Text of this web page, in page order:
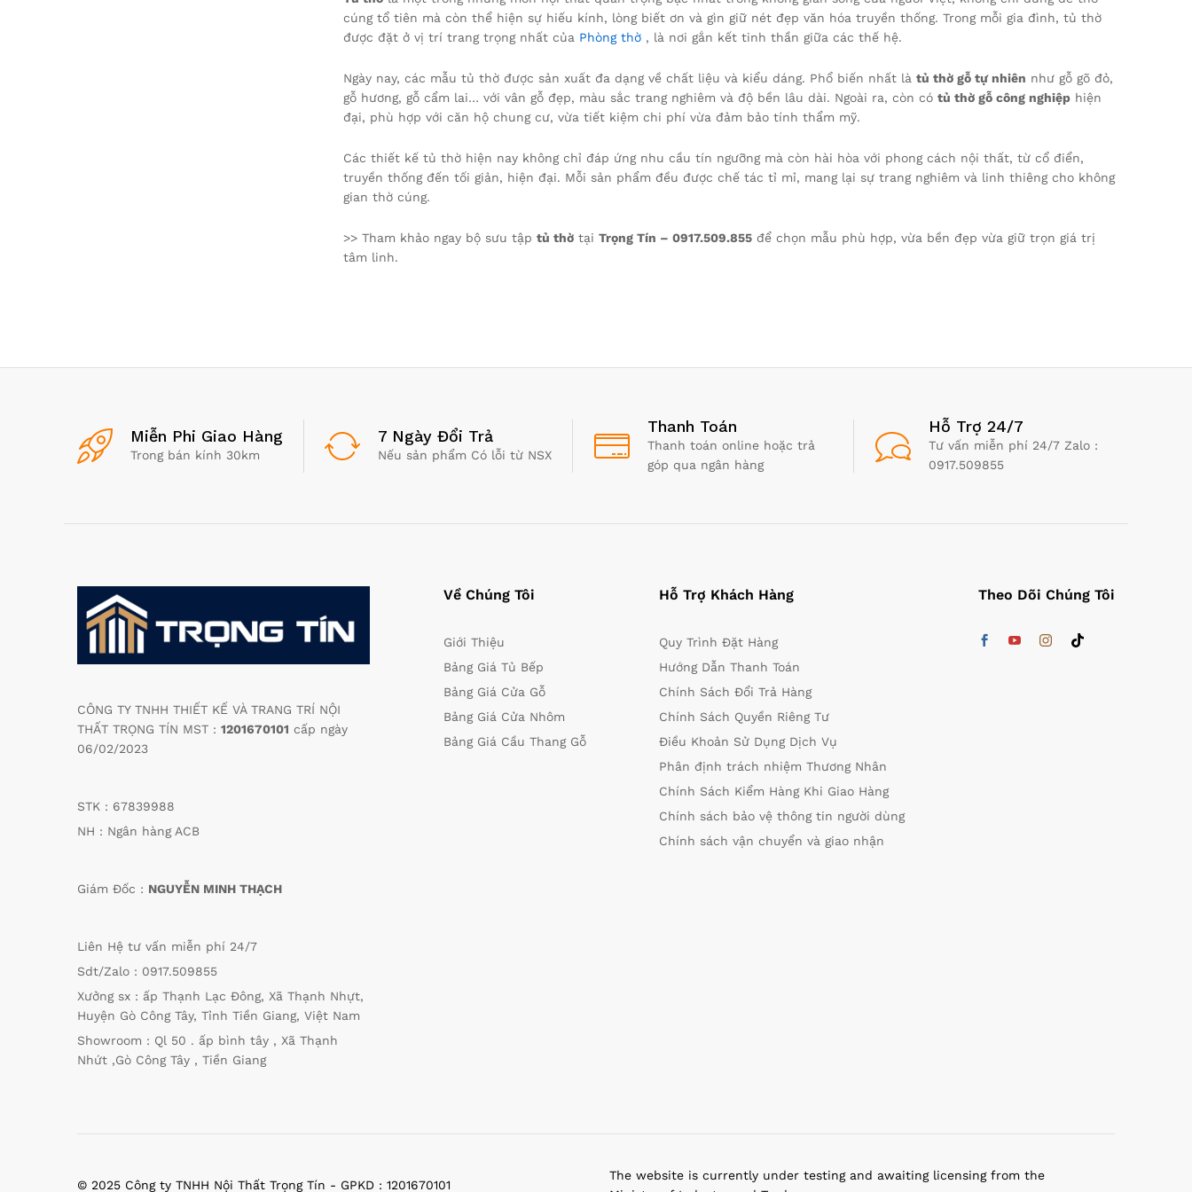
cúng tổ tiên mà còn thể hiện sự hiếu kính, lòng biết ơn và gìn giữ nét đẹp văn hóa truyền thống. Trong mỗi gia đình, tủ thờ
được đặt ở vị trí trang trọng nhất của Phòng thờ , là nơi gắn kết tinh thần giữa các thế hệ.
Ngày nay, các mẫu tủ thờ được sản xuất đa dạng về chất liệu và kiểu dáng. Phổ biến nhất là tủ thờ gỗ tự nhiên như gỗ gõ đỏ,
gỗ hương, gỗ cẩm lai… với vân gỗ đẹp, màu sắc trang nghiêm và độ bền lâu dài. Ngoài ra, còn có tủ thờ gỗ công nghiệp hiện
đại, phù hợp với căn hộ chung cư, vừa tiết kiệm chi phí vừa đảm bảo tính thẩm mỹ.
Các thiết kế tủ thờ hiện nay không chỉ đáp ứng nhu cầu tín ngưỡng mà còn hài hòa với phong cách nội thất, từ cổ điển,
truyền thống đến tối giản, hiện đại. Mỗi sản phẩm đều được chế tác tỉ mỉ, mang lại sự trang nghiêm và linh thiêng cho không
gian thờ cúng.
>> Tham khảo ngay bộ sưu tập tủ thờ tại Trọng Tín – 0917.509.855 để chọn mẫu phù hợp, vừa bền đẹp vừa giữ trọn giá trị
tâm linh.
Miễn Phi Giao Hàng
Trong bán kính 30km
7 Ngày Đổi Trả
Nếu sản phẩm Có lỗi từ NSX
Thanh Toán
Thanh toán online hoặc trả
góp qua ngân hàng
Hỗ Trợ 24/7
Tư vấn miễn phí 24/7 Zalo :
0917.509855
CÔNG TY TNHH THIẾT KẾ VÀ TRANG TRÍ NỘI
THẤT TRỌNG TÍN MST : 1201670101 cấp ngày
06/02/2023
STK : 67839988
NH : Ngân hàng ACB
Giám Đốc : NGUYỄN MINH THẠCH
Liên Hệ tư vấn miễn phí 24/7
Sdt/Zalo : 0917.509855
Xưởng sx : ấp Thạnh Lạc Đông, Xã Thạnh Nhựt,
Huyện Gò Công Tây, Tỉnh Tiền Giang, Việt Nam
Showroom : Ql 50 . ấp bình tây , Xã Thạnh
Nhứt ,Gò Công Tây , Tiền Giang
Về Chúng Tôi
Giới Thiệu
Bảng Giá Tủ Bếp
Bảng Giá Cửa Gỗ
Bảng Giá Cửa Nhôm
Bảng Giá Cầu Thang Gỗ
Hỗ Trợ Khách Hàng
Quy Trình Đặt Hàng
Hướng Dẫn Thanh Toán
Chính Sách Đổi Trả Hàng
Chính Sách Quyền Riêng Tư
Điều Khoản Sử Dụng Dịch Vụ
Phân định trách nhiệm Thương Nhân
Chính Sách Kiểm Hàng Khi Giao Hàng
Chính sách bảo vệ thông tin người dùng
Chính sách vận chuyển và giao nhận
Theo Dõi Chúng Tôi
© 2025 Công ty TNHH Nội Thất Trọng Tín - GPKD : 1201670101
The website is currently under testing and awaiting licensing from the